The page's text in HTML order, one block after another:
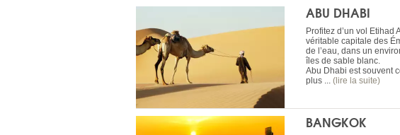
ABU DHABI
Profitez d’un vol
véritable capitale des
de l’eau, dans un
îles de sable blanc.
Abu Dhabi est souvent
plus ... (lire la suite)
BANGKOK